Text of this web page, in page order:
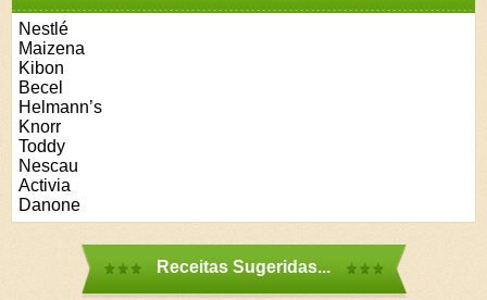
Nestlé
Maizena
Kibon
Becel
Helmann’s
Knorr
Toddy
Nescau
Activia
Danone
Receitas Sugeridas...